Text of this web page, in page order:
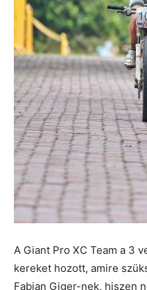
A Giant Pro XC Team a 3
kereket hozott, amire
Fabian Giger-nek, hiszen